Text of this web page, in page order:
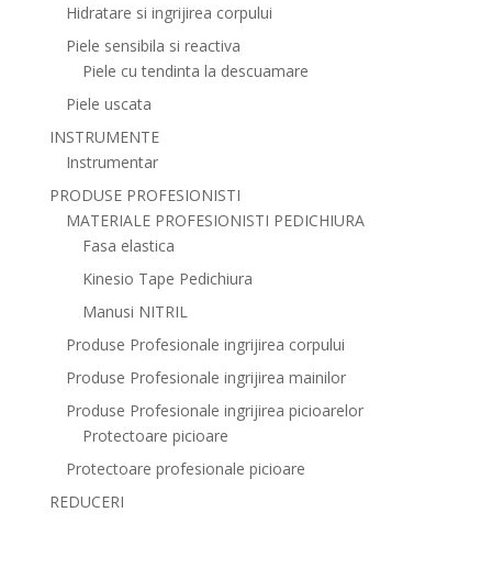
Hidratare si ingrijirea corpului
Piele sensibila si reactiva
Piele cu tendinta la descuamare
Piele uscata
INSTRUMENTE
Instrumentar
PRODUSE PROFESIONISTI
MATERIALE PROFESIONISTI PEDICHIURA
Fasa elastica
Kinesio Tape Pedichiura
Manusi NITRIL
Produse Profesionale ingrijirea corpului
Produse Profesionale ingrijirea mainilor
Produse Profesionale ingrijirea picioarelor
Protectoare picioare
Protectoare profesionale picioare
REDUCERI